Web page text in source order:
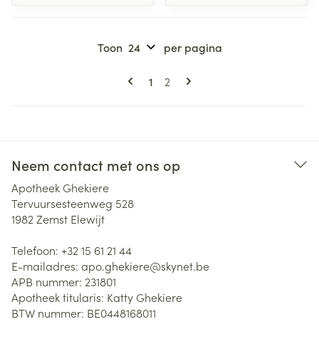
Pagina's
U lees momenteel pagina
1 Pagina
2
Toon per pagina
Neem contact met ons op
Apotheek Ghekiere
Tervuursesteenweg 528
1982 Zemst Elewijt
Telefoon: +32 15 61 21 44
E-mailadres: apo.ghekiere@skynet.be
APB nummer: 231801
Apotheek titularis: Katty Ghekiere
BTW nummer: BE0448168011